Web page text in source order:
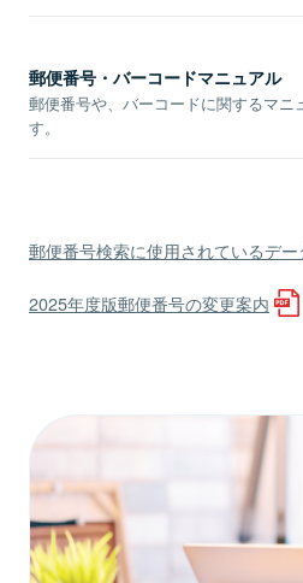
郵便番号・バーコードマニュアル
郵便番号や、バーコードに関するマニ
す。
郵便番号検索に使用されているデー
2025年度版郵便番号の変更案内